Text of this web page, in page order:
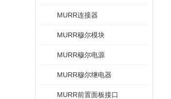
MURR连接器
MURR穆尔模块
MURR穆尔电源
MURR穆尔继电器
MURR前置面板接口